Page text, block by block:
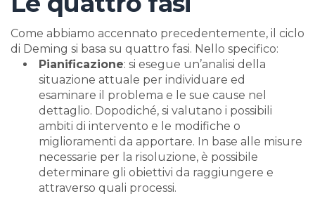
Come abbiamo accennato precedentemente, il ciclo
di Deming si basa su quattro fasi. Nello specifico:
Pianificazione: si esegue un’analisi della
situazione attuale per individuare ed
esaminare il problema e le sue cause nel
dettaglio. Dopodiché, si valutano i possibili
ambiti di intervento e le modifiche o
miglioramenti da apportare. In base alle misure
necessarie per la risoluzione, è possibile
determinare gli obiettivi da raggiungere e
attraverso quali processi.